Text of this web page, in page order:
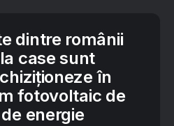
dintre românii
case sunt
în
fotovoltaic de
energie